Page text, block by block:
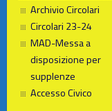
Archivio Circolari
Circolari 23-24
MAD-Messa a
disposizione per
supplenze
Accesso Civico